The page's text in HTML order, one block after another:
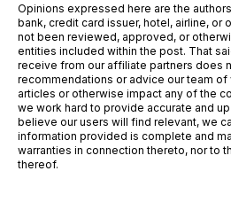
Opinions expressed here are the
bank, credit card issuer, hotel, airline, or
not been reviewed, approved, or
entities included within the post. That
receive from our affiliate partners does
recommendations or advice our team
articles or otherwise impact any of the
we work hard to provide accurate and
believe our users will find relevant, we
information provided is complete and
warranties in connection thereto, nor to
thereof.